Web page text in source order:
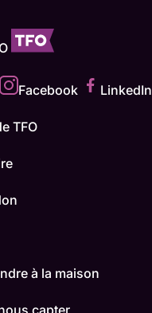
Facebook LinkedIn
TFO
à la maison